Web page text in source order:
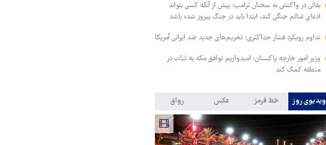
بقائی در واکنش به سخنان ترامپ: پیش از آنکه کسی بتواند
ادعای غنائم جنگی کند، ابتدا باید در جنگ پیروز شده باشد
تداوم رویکرد فشار حداکثری؛ تحریم‌های جدید ضد ایرانی آمریکا
وزیر امور خارجه پاکستان: امیدواریم توافق مکه به ثبات در
منطقه کمک کند
ویدیوی روز خط قرمز عکس رواق